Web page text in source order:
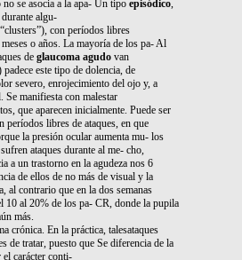
se asocia a la apa- Un tipo episódico,
algu-
con períodos libres
meses o años. La mayoría de los pa- Al
de glaucoma agudo van
este tipo de dolencia, de
severo, enrojecimiento del ojo y, a
Se manifiesta con malestar
que aparecen inicialmente. Puede ser
períodos libres de ataques, en que
la presión ocular aumenta mu- los
ataques durante al me- cho,
a un trastorno en la agudeza nos 6
de ellos de no más de visual y la
al contrario que en la dos semanas
10 al 20% de los pa- CR, donde la pupila
más.
crónica. En la práctica, talesataques
de tratar, puesto que Se diferencia de la
el carácter conti-